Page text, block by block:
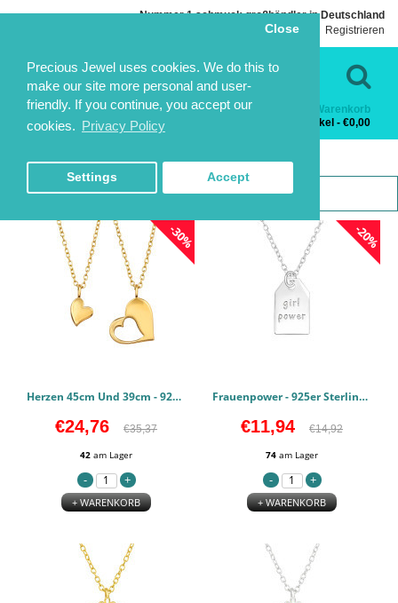
Precious Jewel uses cookies. We do this to
make our site more personal and user-
friendly. If you continue, you accept our
cookies. Privacy Policy
Close
Settings Accept
Nummer 1 schmuck großhändler in Deutschland
Einloggen
Registrieren
Kategorien
Warenkorb
0 Artikel - €0,00
HOME THEME SCHMUCK INSPIRATIONAL
INSPIRATIONAL
1 2
-30%
Herzen 45cm Und 39cm - 925er Sterling Silber Halsketten PCJW49741
€24,76 €35,37
42 am Lager
+ WARENKORB
-20%
Frauenpower - 925er Sterling Silber Halsketten PCJW46716
€11,94 €14,92
74 am Lager
+ WARENKORB